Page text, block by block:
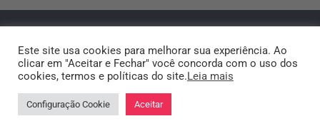
CNPJ: 20.309.927/0001-15SIMPLES SOLUCOES CONTABEIS LTDA
© 2022 Simples. Todos os direitos reservados.
Este site usa cookies para melhorar sua experiência. Ao
clicar em "Aceitar e Fechar" você concorda com o uso dos
cookies, termos e políticas do site.Leia mais
Configuração Cookie Aceitar